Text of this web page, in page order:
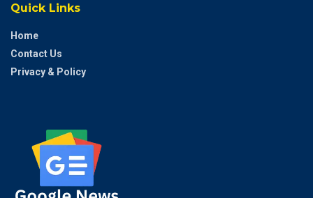
Quick Links
Home
Contact Us
Privacy & Policy